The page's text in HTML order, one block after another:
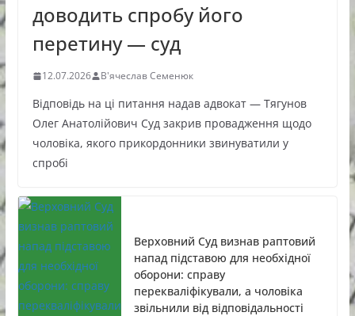
доводить спробу його
перетину — суд
12.07.2026 В'ячеслав Семенюк
Відповідь на ці питання надав адвокат — Тягунов
Олег Анатолійович Суд закрив провадження щодо
чоловіка, якого прикордонники звинуватили у
спробі
Верховний Суд визнав раптовий
напад підставою для необхідної
оборони: справу
перекваліфікували, а чоловіка
звільнили від відповідальності